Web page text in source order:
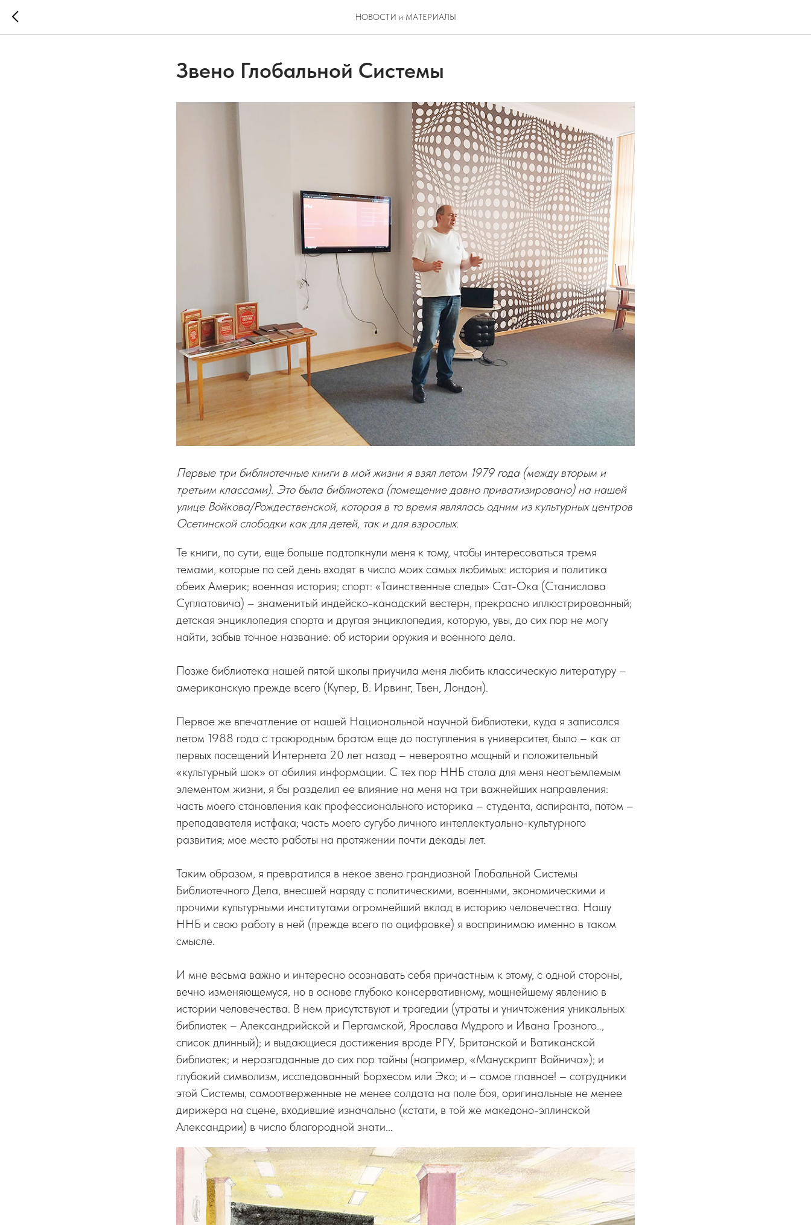
НОВОСТИ и МАТЕРИАЛЫ
Звено Глобальной Системы
Первые три библиотечные книги в мой жизни я взял летом 1979 года (между вторым и
третьим классами). Это была библиотека (помещение давно приватизировано) на нашей
улице Войкова/Рождественской, которая в то время являлась одним из культурных центров
Осетинской слободки как для детей, так и для взрослых.
Те книги, по сути, еще больше подтолкнули меня к тому, чтобы интересоваться тремя
темами, которые по сей день входят в число моих самых любимых: история и политика
обеих Америк; военная история; спорт: «Таинственные следы» Сат-Ока (Станислава
Суплатовича) – знаменитый индейско-канадский вестерн, прекрасно иллюстрированный;
детская энциклопедия спорта и другая энциклопедия, которую, увы, до сих пор не могу
найти, забыв точное название: об истории оружия и военного дела.
Позже библиотека нашей пятой школы приучила меня любить классическую литературу –
американскую прежде всего (Купер, В. Ирвинг, Твен, Лондон).
Первое же впечатление от нашей Национальной научной библиотеки, куда я записался
летом 1988 года с троюродным братом еще до поступления в университет, было – как от
первых посещений Интернета 20 лет назад – невероятно мощный и положительный
«культурный шок» от обилия информации. С тех пор ННБ стала для меня неотъемлемым
элементом жизни, я бы разделил ее влияние на меня на три важнейших направления:
часть моего становления как профессионального историка – студента, аспиранта, потом –
преподавателя истфака; часть моего сугубо личного интеллектуально-культурного
развития; мое место работы на протяжении почти декады лет.
Таким образом, я превратился в некое звено грандиозной Глобальной Системы
Библиотечного Дела, внесшей наряду с политическими, военными, экономическими и
прочими культурными институтами огромнейший вклад в историю человечества. Нашу
ННБ и свою работу в ней (прежде всего по оцифровке) я воспринимаю именно в таком
смысле.
И мне весьма важно и интересно осознавать себя причастным к этому, с одной стороны,
вечно изменяющемуся, но в основе глубоко консервативному, мощнейшему явлению в
истории человечества. В нем присутствуют и трагедии (утраты и уничтожения уникальных
библиотек – Александрийской и Пергамской, Ярослава Мудрого и Ивана Грозного..,
список длинный); и выдающиеся достижения вроде РГУ, Британской и Ватиканской
библиотек; и неразгаданные до сих пор тайны (например, «Манускрипт Войнича»); и
глубокий символизм, исследованный Борхесом или Эко; и – самое главное! – сотрудники
этой Системы, самоотверженные не менее солдата на поле боя, оригинальные не менее
дирижера на сцене, входившие изначально (кстати, в той же македоно-эллинской
Александрии) в число благородной знати...